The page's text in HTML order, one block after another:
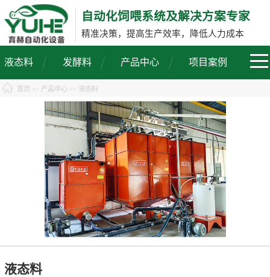
自动化饲喂系统及解决方案专家
精准决策，提高生产效率，降低人力成本
液态料 发酵料 产品中心 项目案例
首页 >> 产品中心 >> 液态料
液态料